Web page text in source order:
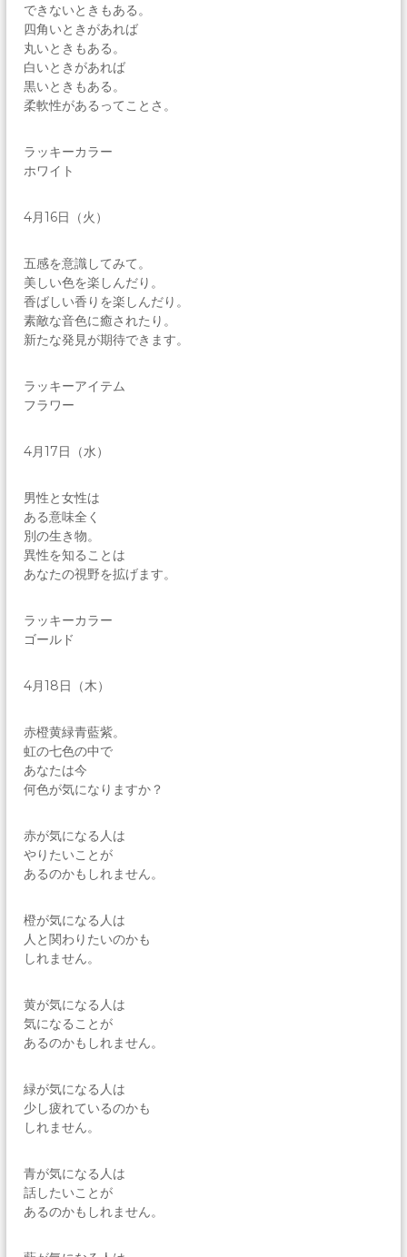
できないときもある。
四角いときがあれば
丸いときもある。
白いときがあれば
黒いときもある。
柔軟性があるってことさ。
ラッキーカラー
ホワイト
4月16日（火）
五感を意識してみて。
美しい色を楽しんだり。
香ばしい香りを楽しんだり。
素敵な音色に癒されたり。
新たな発見が期待できます。
ラッキーアイテム
フラワー
4月17日（水）
男性と女性は
ある意味全く
別の生き物。
異性を知ることは
あなたの視野を拡げます。
ラッキーカラー
ゴールド
4月18日（木）
赤橙黄緑青藍紫。
虹の七色の中で
あなたは今
何色が気になりますか？
赤が気になる人は
やりたいことが
あるのかもしれません。
橙が気になる人は
人と関わりたいのかも
しれません。
黄が気になる人は
気になることが
あるのかもしれません。
緑が気になる人は
少し疲れているのかも
しれません。
青が気になる人は
話したいことが
あるのかもしれません。